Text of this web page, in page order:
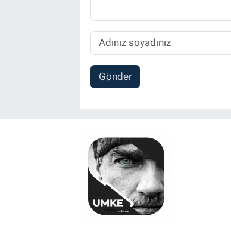
Gönder